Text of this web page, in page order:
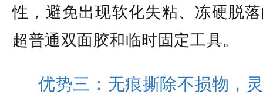
性，避免出现软化失粘、冻硬脱
超普通双面胶和临时固定工具。
优势三：无痕撕除不损物，